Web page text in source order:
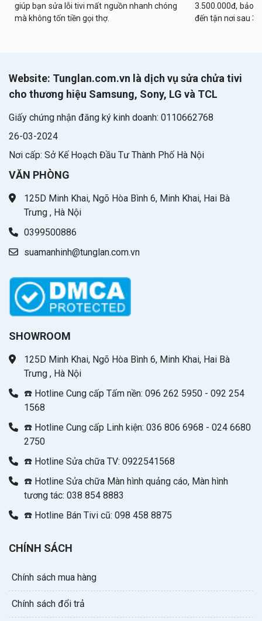
giúp bạn sửa lỗi tivi mất nguồn nhanh chóng
mà không tốn tiền gọi thợ.
3.500.000đ, bảo
đến tận nơi sau
Website: Tunglan.com.vn là dịch vụ sửa chửa tivi
cho thương hiệu Samsung, Sony, LG và TCL
Giấy chứng nhận đăng ký kinh doanh: 0110662768
26-03-2024
Nơi cấp: Sở Kế Hoạch Đầu Tư Thành Phố Hà Nội
VĂN PHÒNG
125D Minh Khai, Ngõ Hòa Bình 6, Minh Khai, Hai Bà
Trưng , Hà Nội
0399500886
suamanhinh@tunglan.com.vn
SHOWROOM
125D Minh Khai, Ngõ Hòa Bình 6, Minh Khai, Hai Bà
Trưng , Hà Nội
☎️ Hotline Cung cấp Tấm nền: 096 262 5950 - 092 254
1568
☎️ Hotline Cung cấp Linh kiện: 036 806 6968 - 024 6680
2750
☎️ Hotline Sửa chữa TV: 0922541568
☎️ Hotline Sửa chữa Màn hình quảng cáo, Màn hình
tương tác: 038 854 8883
☎️ Hotline Bán Tivi cũ: 098 458 8875
CHÍNH SÁCH
Chính sách mua hàng
Chính sách đổi trả